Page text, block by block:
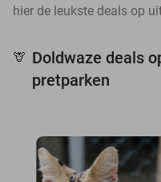
hier de leukste deals op
🦒 Doldwaze deals
pretparken